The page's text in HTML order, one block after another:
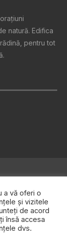
natură. Edifica
pentru tot
a vă oferi o
și vizitele
de acord
însă accesa
dvs.